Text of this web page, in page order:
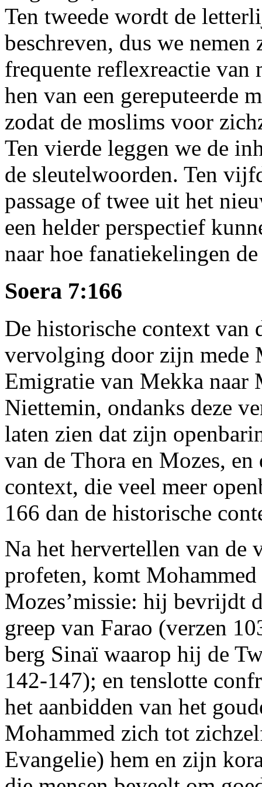
Ten tweede wordt de
beschreven, dus we
frequente reflexreactie van
hen van een gereputeerde
zodat de moslims voor
Ten vierde leggen we de
de sleutelwoorden. Ten
passage of twee uit het
een helder perspectief
naar hoe fanatiekelingen
Soera 7:166
De historische context van
vervolging door zijn mede
Emigratie van Mekka naar
Niettemin, ondanks deze
laten zien dat zijn
van de Thora en Mozes,
context, die veel meer
166 dan de historische
Na het hervertellen van de
profeten, komt
Mozes’missie: hij bevrijdt
greep van Farao (verzen
berg Sinaï waarop hij de
142-147); en tenslotte
het aanbidden van het
Mohammed zich tot
Evangelie) hem en zijn